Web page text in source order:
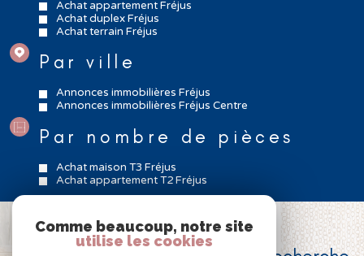
Achat appartement Fréjus
Achat duplex Fréjus
Achat terrain Fréjus
Par ville
Annonces immobilières Fréjus
Annonces immobilières Fréjus Centre
Par nombre de pièces
Achat maison T3 Fréjus
Achat appartement T2 Fréjus
VOUS N'AVEZ PAS TROUVÉ
Comme beaucoup, notre site
utilise les cookies